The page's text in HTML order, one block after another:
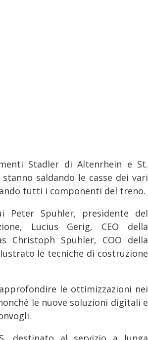
Stadler di Altenrhein e St.
saldando le casse dei vari
tutti i componenti del treno.
Peter Spuhler, presidente del
Lucius Gerig, CEO della
Christoph Spuhler, COO della
le tecniche di costruzione
le ottimizzazioni nei
le nuove soluzioni digitali e